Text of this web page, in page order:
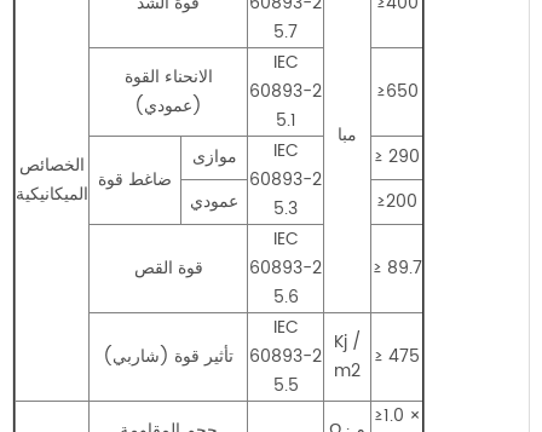
الخصائص
الميكانيكية
5.7
مبا
الانحناء القوة
(عمودي)
IEC
60893-2
5.1
≥650
ضاغط قوة
موازى
IEC
60893-2
5.3
≥ 290
عمودي
≥200
قوة القص
IEC
60893-2
5.6
≥ 89.7
تأثير قوة (شاربي)
IEC
60893-2
5.5
Kj /
m2
≥ 475
≥1.0 ×